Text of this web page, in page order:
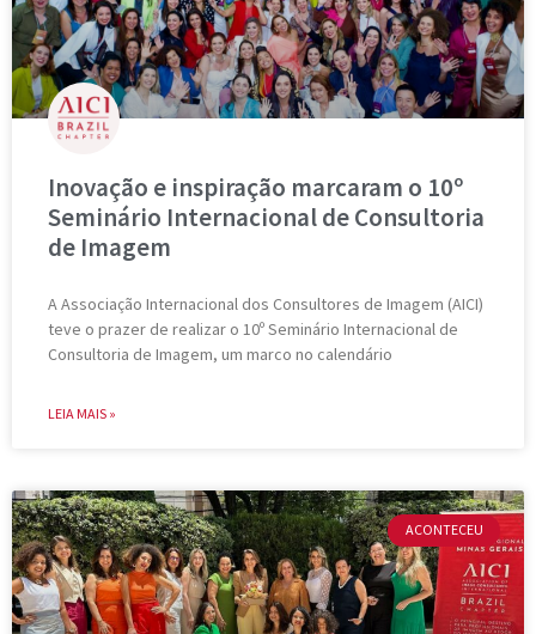
Inovação e inspiração marcaram o 10º
Seminário Internacional de Consultoria
de Imagem
A Associação Internacional dos Consultores de Imagem (AICI)
teve o prazer de realizar o 10º Seminário Internacional de
Consultoria de Imagem, um marco no calendário
LEIA MAIS »
ACONTECEU